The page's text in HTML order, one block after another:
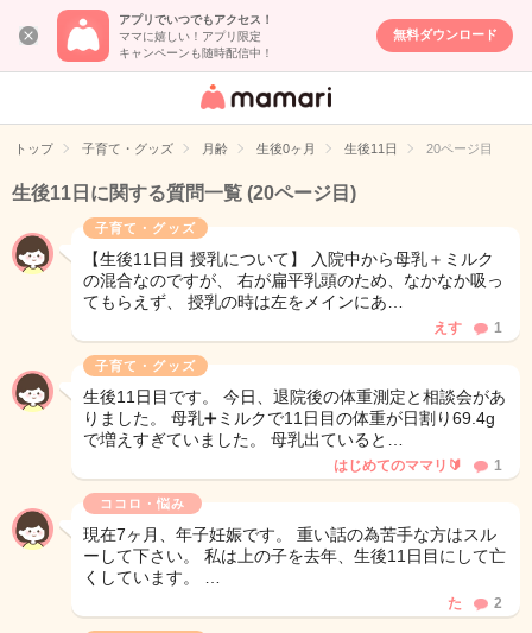
アプリでいつでもアクセス！
ママに嬉しい！アプリ限定
キャンペーンも随時配信中！
無料ダウンロード
女性専用匿名QA
イト
トップ 子育て・グッズ 月齢 生後0ヶ月 生後11日 20ページ目
生後11日に関する質問一覧 (20ページ目)
子育て・グッズ
【生後11日目 授乳について】 入院中から母乳＋ミルク
の混合なのですが、 右が扁平乳頭のため、なかなか吸っ
てもらえず、 授乳の時は左をメインにあ…
えす 1
子育て・グッズ
生後11日目です。 今日、退院後の体重測定と相談会があ
りました。 母乳➕ミルクで11日目の体重が日割り69.4g
で増えすぎていました。 母乳出ていると…
はじめてのママリ🔰 1
ココロ・悩み
現在7ヶ月、年子妊娠です。 重い話の為苦手な方はスル
ーして下さい。 私は上の子を去年、生後11日目にして亡
くしています。 …
た 2